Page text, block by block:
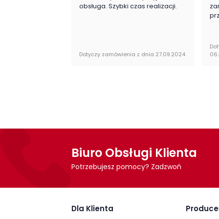
Witryna Summer firmy Meble Wójcik jest
obsługa. Szybki czas realizacji.
Dotyczy zamówienia z dnia 27.09.2024
Biuro Obsługi Klienta
Potrzebujesz pomocy? Zadzwoń
Dla Klienta